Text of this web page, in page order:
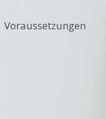
Voraussetzungen